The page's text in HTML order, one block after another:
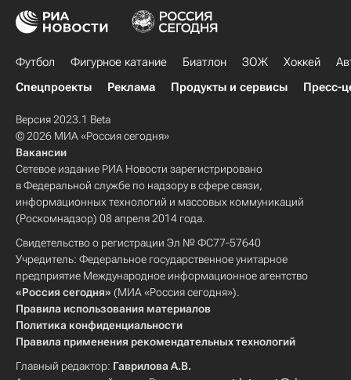
Футбол Фигурное катание Биатлон ЗОЖ Хоккей
Спецпроекты
Реклама Продукты и сервисы Пресс-
Версия 2023.1 Beta
© 2026 МИА «Россия сегодня»
Вакансии
Сетевое издание РИА Новости зарегистрировано
в Федеральной службе по надзору в сфере связи,
информационных технологий и массовых коммуникаций
(Роскомнадзор) 08 апреля 2014 года.
Свидетельство о регистрации Эл № ФС77-57640
Учредитель: Федеральное государственное унитарное
предприятие Международное информационное агентство
«Россия сегодня» (МИА «Россия сегодня»).
Правила использования материалов
Политика конфиденциальности
Правила применения рекомендательных технологий
Главный редактор: Гаврилова А.В.